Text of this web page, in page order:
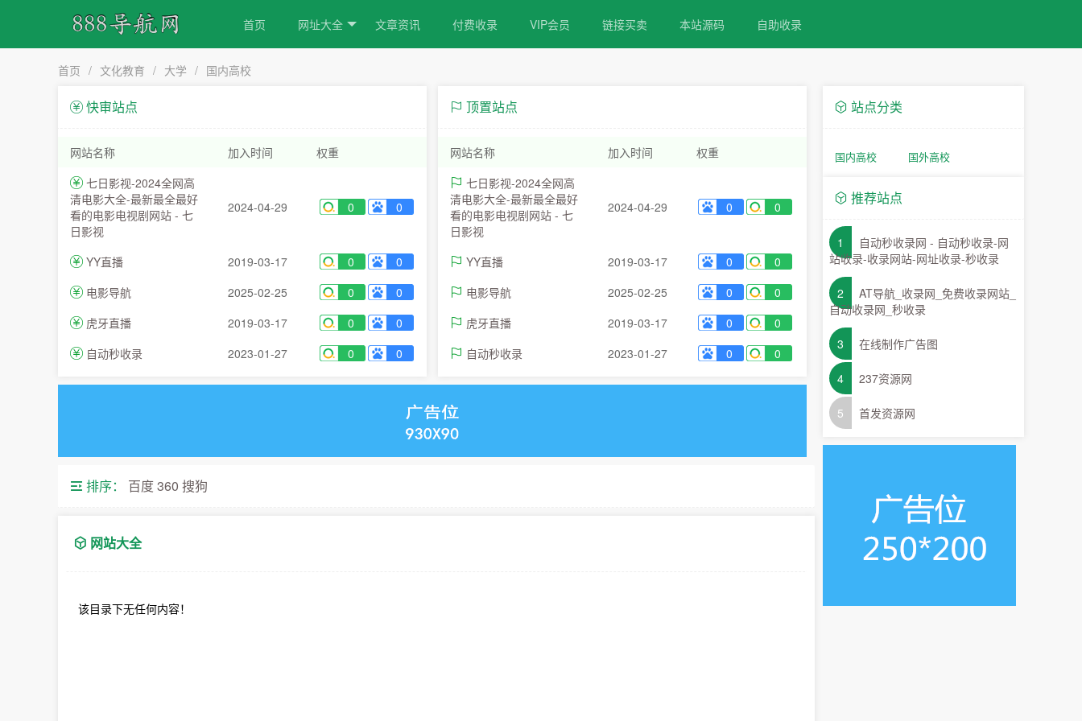
首页 网址大全 文章资讯 付费收录 VIP会员 链接买卖 本站源码 自助收录
首页 / 文化教育 / 大学 / 国内高校
快审站点
网站名称 加入时间
权重
七日影视-2024全网高
清电影大全-最新最全最好
看的电影电视剧网站 - 七
日影视
2024-04-29 0
0
YY直播 2019-03-17 0
0
电影导航
2025-02-25 0
0
虎牙直播
2019-03-17 0
0
自动秒收录
2023-01-27 0
0
顶置站点
网站名称 加入时间
权重
七日影视-2024全网高
清电影大全-最新最全最好
看的电影电视剧网站 - 七
日影视
2024-04-29 0
0
YY直播 2019-03-17 0
0
电影导航
2025-02-25 0
0
虎牙直播
2019-03-17 0
0
自动秒收录
2023-01-27 0
0
排序： 百度360 搜狗
网站大全
该目录下无任何内容！
站点分类
国内高校 国外高校
推荐站点
1
自动秒收录网 - 自动秒收录-网
站收录-收录网站-网址收录-秒收录
2
AT导航_收录网_免费收录网站_
自动收录网_秒收录
3 在线制作广告图
4 237资源网
5 首发资源网